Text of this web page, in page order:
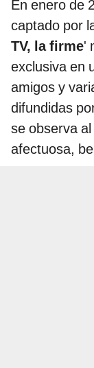
En enero de
captado por
TV, la firme'
exclusiva en
amigos y
difundidas
se observa
afectuosa,